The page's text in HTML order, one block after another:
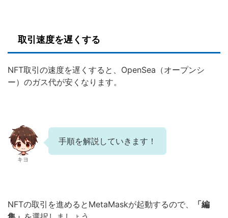
取引速度を遅くする
NFT取引の速度を遅くすると、OpenSea（オープンシ
ー）のガス代が安くなります。
キヨ
手順を解説していきます！
NFTの取引を進めるとMetaMaskが起動するので、
「編